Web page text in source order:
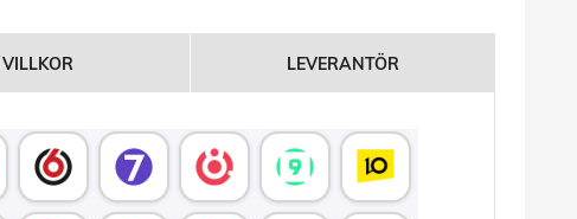
VILLKOR LEVERANTÖR